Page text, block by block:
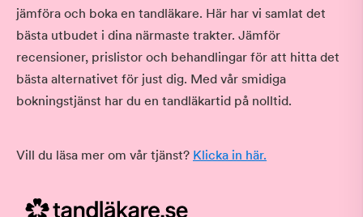
jämföra och boka en tandläkare. Här har vi samlat det
bästa utbudet i dina närmaste trakter. Jämför
recensioner, prislistor och behandlingar för att hitta det
bästa alternativet för just dig. Med vår smidiga
bokningstjänst har du en tandläkartid på nolltid.
Vill du läsa mer om vår tjänst? Klicka in här.